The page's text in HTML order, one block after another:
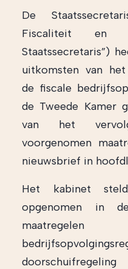
De
Fiscaliteit en
Staatssecretaris”)
uitkomsten van
de fiscale
de Tweede Kamer
van het
voorgenomen
nieuwsbrief in
Het kabinet
opgenomen in